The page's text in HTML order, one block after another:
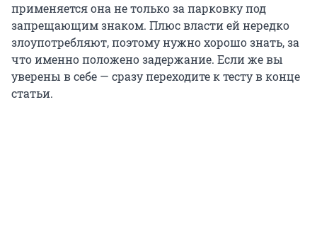
применяется она не только за парковку под
запрещающим знаком. Плюс власти ей нередко
злоупотребляют, поэтому нужно хорошо знать, за
что именно положено задержание. Если же вы
уверены в себе — сразу переходите к тесту в конце
статьи.